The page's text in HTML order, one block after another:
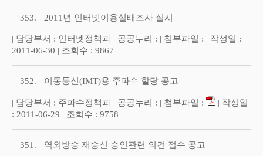
353. 2011년 인터넷이용실태조사 실시
| 담당부서 : 인터넷정책과 | 공공누리 : | 첨부파일 : | 작성일 :
2011-06-30 | 조회수 : 9867 |
352. 이동통신(IMT)용 주파수 할당 공고
| 담당부서 : 주파수정책과 | 공공누리 : | 첨부파일 :
| 작성일
: 2011-06-29 | 조회수 : 9758 |
351. 역외방송 재송신 승인관련 의견 접수 공고